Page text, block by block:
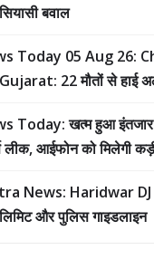
बवाल
Today 05 Aug 26:
22 मौतों से हाई
Today: खत्म हुआ
आईफोन को मिलेगी
News: Haridwar
और पुलिस गाइडलाइन